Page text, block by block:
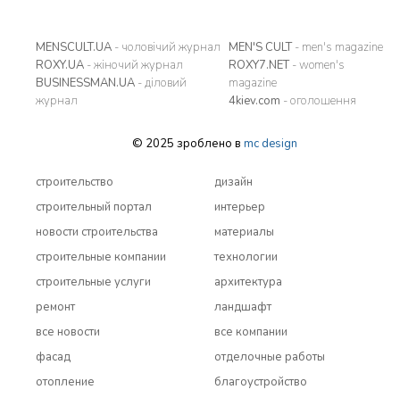
MENSCULT.UA - чоловічий журнал
ROXY.UA - жіночий журнал
BUSINESSMAN.UA - діловий
журнал
MEN'S CULT- men's magazine
ROXY7.NET- women's
magazine
4kiev.com - оголошення
© 2025 зроблено в mc design
строительство
строительный портал
новости строительства
строительные компании
строительные услуги
ремонт
все новости
дизайн
интерьер
материалы
технологии
архитектура
ландшафт
все компании
фасад
отопление
отделочные работы
благоустройство